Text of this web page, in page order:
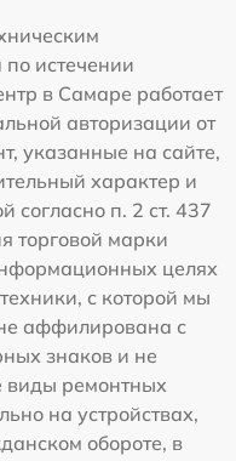
истечении
в Самаре работает
авторизации от
указанные на сайте,
характер и
согласно п. 2 ст. 437
торговой марки
целях
с которой мы
аффилирована с
знаков и не
виды ремонтных
на устройствах,
обороте, в